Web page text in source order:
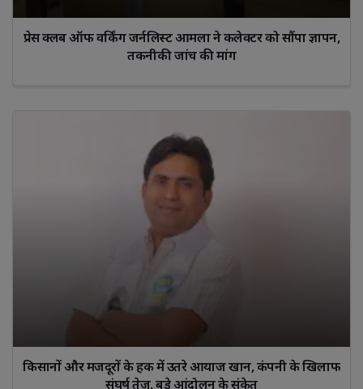
प्रेस क्लब ऑफ वर्किंग जर्नलिस्ट आमला ने कलेक्टर को सौंपा ज्ञापन,
तकनीकी जांच की मांग
किसानों और मजदूरों के हक में उतरे आयाज खान, कंपनी के खिलाफ
संघर्ष तेज, बड़े आंदोलन के संकेत